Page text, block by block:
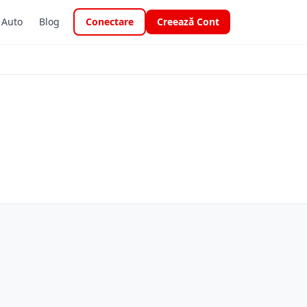
Blog Conectare Creează Cont